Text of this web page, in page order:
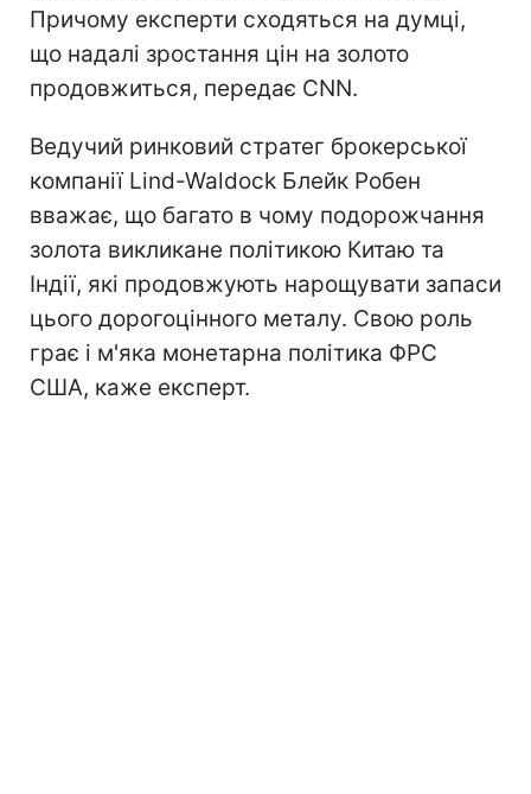
Причому експерти сходяться на думці,
що надалі зростання цін на золото
продовжиться, передає CNN.
Ведучий ринковий стратег брокерської
компанії Lind-Waldock Блейк Робен
вважає, що багато в чому подорожчання
золота викликане політикою Китаю та
Індії, які продовжують нарощувати запаси
цього дорогоцінного металу. Свою роль
грає і м'яка монетарна політика ФРС
США, каже експерт.